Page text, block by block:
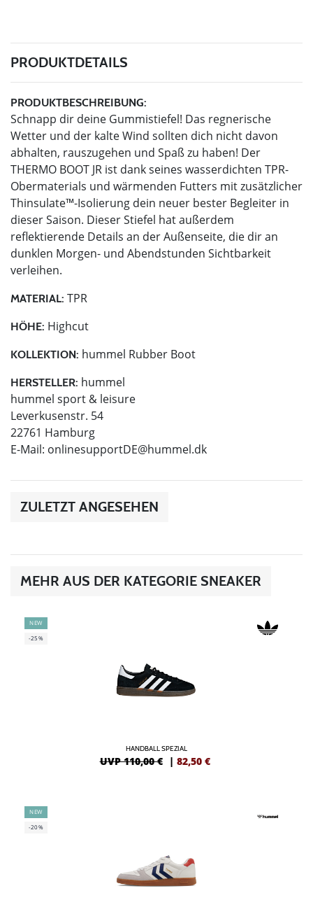
PRODUKTDETAILS
PRODUKTBESCHREIBUNG:
Schnapp dir deine Gummistiefel! Das regnerische
Wetter und der kalte Wind sollten dich nicht davon
abhalten, rauszugehen und Spaß zu haben! Der
THERMO BOOT JR ist dank seines wasserdichten TPR-
Obermaterials und wärmenden Futters mit zusätzlicher
Thinsulate™-Isolierung dein neuer bester Begleiter in
dieser Saison. Dieser Stiefel hat außerdem
reflektierende Details an der Außenseite, die dir an
dunklen Morgen- und Abendstunden Sichtbarkeit
verleihen.
MATERIAL: TPR
HÖHE: Highcut
KOLLEKTION: hummel Rubber Boot
HERSTELLER: hummel
hummel sport & leisure
Leverkusenstr. 54
22761 Hamburg
E-Mail: onlinesupportDE@hummel.dk
ZULETZT ANGESEHEN
MEHR AUS DER KATEGORIE SNEAKER
NEW
-25%
HANDBALL SPEZIAL
UVP 110,00 € | 82,50 €
NEW
-20%